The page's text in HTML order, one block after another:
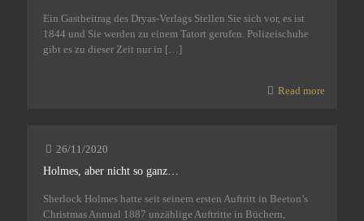
Ein Gastbeitrag des Dryas-Verlags Stellen Sie sich vor, es ist
1844 und Sie werden zu einem Tatort gerufen. Polizeischuhe
gibt es zu dieser Zeit nur in […]
Read more
26/11/2020
Holmes, aber nicht so ganz…
Sherlock Holmes hatte seit seinem ersten Auftritt in Beeton’s
Christmas Annual 1887 unzählige Auftritte in Büchern,